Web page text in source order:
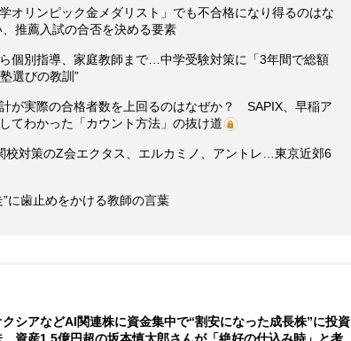
オリンピック金メダリスト」でも不合格になり得るのはな
推薦入試の合否を決める要素
個別指導、家庭教師まで…中学受験対策に「3年間で総額
選びの教訓”
が実際の合格者数を上回るのはなぜか？ SAPIX、早稲ア
てわかった「カウント方法」の抜け道
校対策のZ会エクタス、エルカミノ、アントレ…東京近郊6
に歯止めをかける教師の言葉
クシアなどAI関連株に資金集中で“割安になった成長株”に投資